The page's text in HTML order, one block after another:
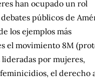
han ocupado un rol
públicos de
los ejemplos más
el movimiento 8M
por mujeres,
el derecho